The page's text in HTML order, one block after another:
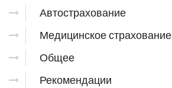
Автострахование
Медицинское страхование
Общее
Рекомендации